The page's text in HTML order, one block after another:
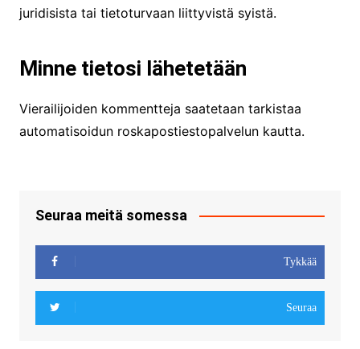
juridisista tai tietoturvaan liittyvistä syistä.
Minne tietosi lähetetään
Vierailijoiden kommentteja saatetaan tarkistaa
automatisoidun roskapostiestopalvelun kautta.
Seuraa meitä somessa
Tykkää
Seuraa